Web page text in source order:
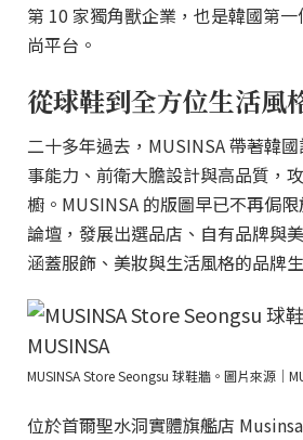
第 10 家獨角獸企業，也是韓國第
尚平台。
從球鞋到全方位生活風
二十多年過去，MUSINSA 帶著韓
事能力、前衛大膽設計與高品質，
櫥。MUSINSA 的版圖早已不再侷
論壇，發展出選品店、自有品牌與
涵蓋服飾、美妝與生活風格的品牌
MUSINSA Store Seongsu 球鞋牆。圖片來源｜
位於首爾聖水洞實體旗艦店